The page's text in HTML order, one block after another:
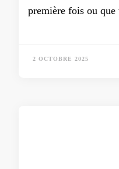
première fois ou
2 OCTOBRE 2025